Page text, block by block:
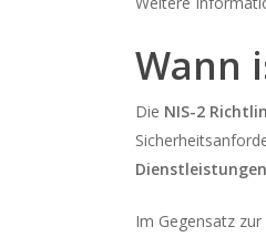
Wann
Die NIS-2
Dienstleistungen
Im Gegensatz